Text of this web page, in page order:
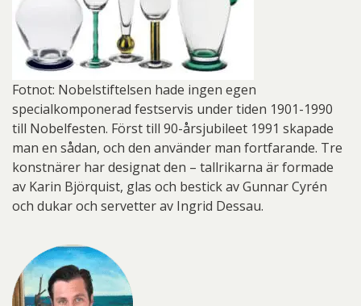
Fotnot: Nobelstiftelsen hade ingen egen
specialkomponerad festservis under tiden 1901-1990
till Nobelfesten. Först till 90-årsjubileet 1991 skapade
man en sådan, och den använder man fortfarande. Tre
konstnärer har designat den – tallrikarna är formade
av Karin Björquist, glas och bestick av Gunnar Cyrén
och dukar och servetter av Ingrid Dessau.